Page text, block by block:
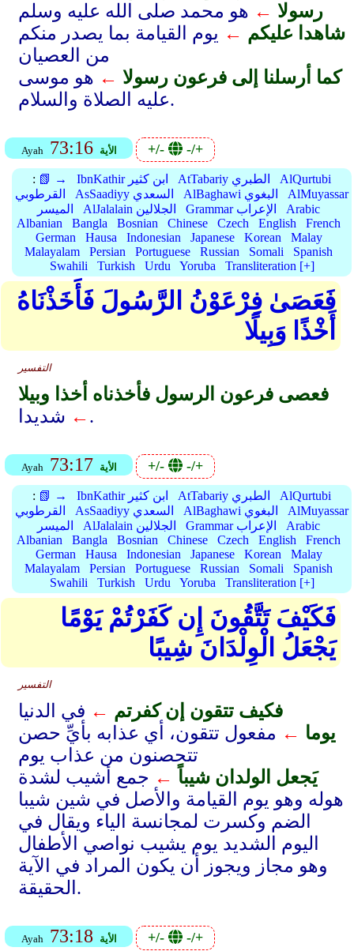
رسولا ← هو محمد صلى الله عليه وسلم
شاهدا عليكم ← يوم القيامة بما يصدر منكم
من العصيان
كما أرسلنا إلى فرعون رسولا ← هو موسى
عليه الصلاة والسلام.
Ayah 73:16 الأية +/- -/+
: 📗 → IbnKathir ابن كثير AtTabariy الطبري
AlQurtubi
القرطوبي
AsSaadiyy السعدي AlBaghawi البغوي
AlMuyassar
الميسر
AlJalalain الجلالين Grammar الإعراب
Arabic
Albanian
Bangla Bosnian Chinese Czech English
French
German
Hausa Indonesian Japanese Korean
Malay
Malayalam
Persian Portuguese Russian Somali
Spanish
Swahili
Turkish Urdu Yoruba Transliteration [+]
فَعَصَىٰ فِرْعَوْنُ الرَّسُولَ فَأَخَذْنَاهُ
أَخْذًا وَبِيلًا
التفسير
فعصى فرعون الرسول فأخذناه أخذا وبيلا
←شديدا.
Ayah 73:17 الأية +/- -/+
: 📗 → IbnKathir ابن كثير AtTabariy الطبري
AlQurtubi
القرطوبي
AsSaadiyy السعدي AlBaghawi البغوي
AlMuyassar
الميسر
AlJalalain الجلالين Grammar الإعراب
Arabic
Albanian
Bangla Bosnian Chinese Czech English
French
German
Hausa Indonesian Japanese Korean
Malay
Malayalam
Persian Portuguese Russian Somali
Spanish
Swahili
Turkish Urdu Yoruba Transliteration [+]
فَكَيْفَ تَتَّقُونَ إِن كَفَرْتُمْ يَوْمًا
يَجْعَلُ الْوِلْدَانَ شِيبًا
التفسير
فكيف تتقون إن كفرتم ← في الدنيا
يوما ← مفعول تتقون، أي عذابه بأيِّ حصن
تتحصنون من عذاب يوم
يَجعل الولدان شيباً ← جمع أشيب لشدة
هوله وهو يوم القيامة والأصل في شين شيبا
الضم وكسرت لمجانسة الياء ويقال في
اليوم الشديد يوم يشيب نواصي الأطفال
وهو مجاز ويجوز أن يكون المراد في الآية
الحقيقة.
Ayah 73:18 الأية +/- -/+